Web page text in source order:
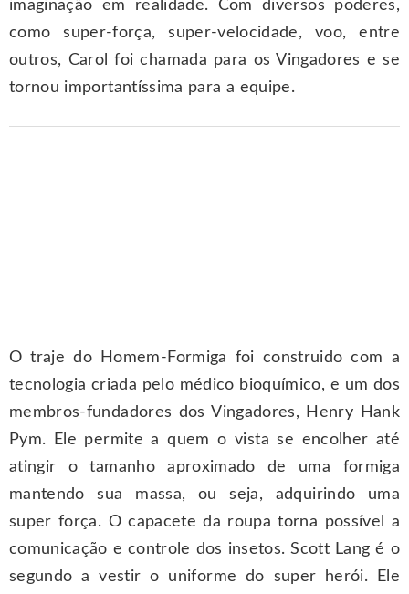
imaginação em realidade. Com diversos poderes,
como super-força, super-velocidade, voo, entre
outros, Carol foi chamada para os Vingadores e se
tornou importantíssima para a equipe.
O traje do Homem-Formiga foi construido com a
tecnologia criada pelo médico bioquímico, e um dos
membros-fundadores dos Vingadores, Henry Hank
Pym. Ele permite a quem o vista se encolher até
atingir o tamanho aproximado de uma formiga
mantendo sua massa, ou seja, adquirindo uma
super força. O capacete da roupa torna possível a
comunicação e controle dos insetos. Scott Lang é o
segundo a vestir o uniforme do super herói. Ele